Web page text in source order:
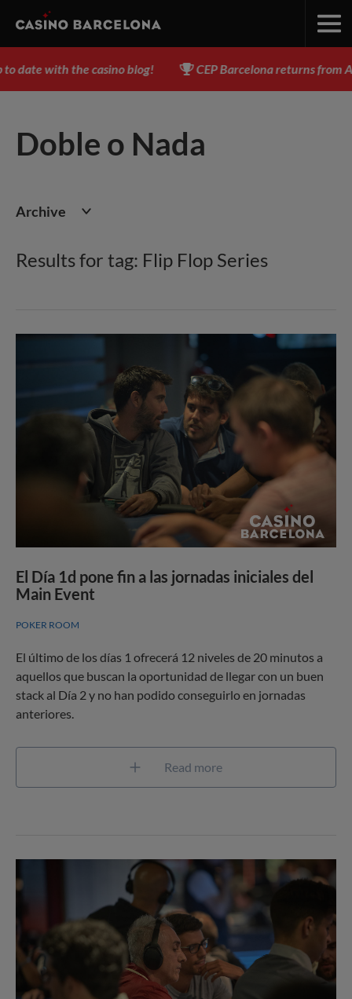
with the casino blog! CEP Barcelona returns from
Doble o Nada
Archive
Results for tag: Flip Flop Series
El Día 1d pone fin a las jornadas iniciales del
Main Event
POKER ROOM
El último de los días 1 ofrecerá 12 niveles de 20 minutos a
aquellos que buscan la oportunidad de llegar con un buen
stack al Día 2 y no han podido conseguirlo en jornadas
anteriores.
Read more